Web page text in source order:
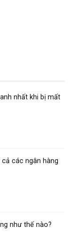
nhất khi bị mất
các ngân hàng
như thế nào?